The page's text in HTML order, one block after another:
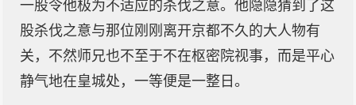
一股令他极为不适应的杀伐之意。他隐隐猜到了这
股杀伐之意与那位刚刚离开京都不久的大人物有
关，不然师兄也不至于不在枢密院视事，而是平心
静气地在皇城处，一等便是一整日。